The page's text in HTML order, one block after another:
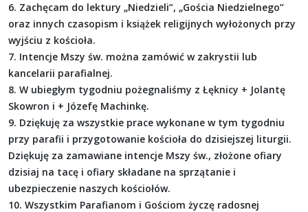
6. Zachęcam do lektury „Niedzieli”, „Gościa Niedzielnego”
oraz innych czasopism i książek religijnych wyłożonych przy
wyjściu z kościoła.
7. Intencje Mszy św. można zamówić w zakrystii lub
kancelarii parafialnej.
8. W ubiegłym tygodniu pożegnaliśmy z Łęknicy + Jolantę
Skowron i + Józefę Machinkę.
9. Dziękuję za wszystkie prace wykonane w tym tygodniu
przy parafii i przygotowanie kościoła do dzisiejszej liturgii.
Dziękuję za zamawiane intencje Mszy św., złożone ofiary
dzisiaj na tacę i ofiary składane na sprzątanie i
ubezpieczenie naszych kościołów.
10. Wszystkim Parafianom i Gościom życzę radosnej